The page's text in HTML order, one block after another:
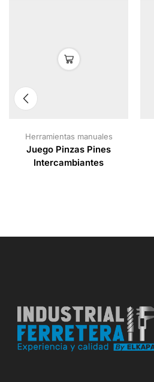
Herramientas manuales
Juego Pinzas Pines
Intercambiantes